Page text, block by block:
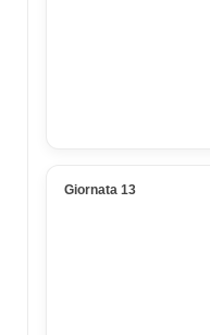
Giornata 13